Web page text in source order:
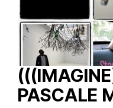
PASCALE